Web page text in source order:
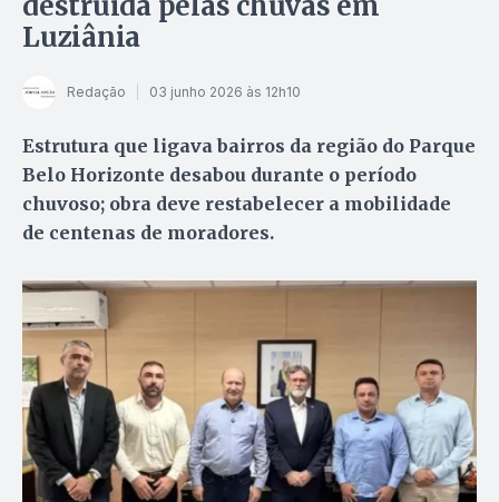
Luziânia
Redação 03 junho 2026 às 12h10
Estrutura que ligava bairros da região do Parque
Belo Horizonte desabou durante o período
chuvoso; obra deve restabelecer a mobilidade
de centenas de moradores.